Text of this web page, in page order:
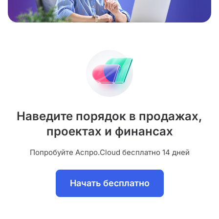
Наведите порядок в продажах,
проектах и финансах
Попробуйте Аспро.Cloud бесплатно 14 дней
Начать бесплатно